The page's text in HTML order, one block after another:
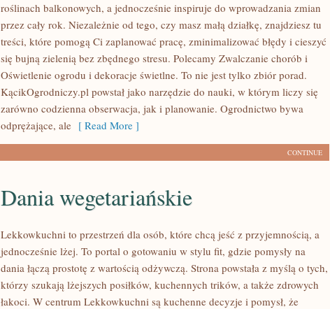
roślinach balkonowych, a jednocześnie inspiruje do wprowadzania zmian
przez cały rok. Niezależnie od tego, czy masz małą działkę, znajdziesz tu
treści, które pomogą Ci zaplanować pracę, zminimalizować błędy i cieszyć
się bujną zielenią bez zbędnego stresu. Polecamy Zwalczanie chorób i
Oświetlenie ogrodu i dekoracje świetlne. To nie jest tylko zbiór porad.
KącikOgrodniczy.pl powstał jako narzędzie do nauki, w którym liczy się
zarówno codzienna obserwacja, jak i planowanie. Ogrodnictwo bywa
odprężające, ale [ Read More ]
CONTINUE
Dania wegetariańskie
Lekkowkuchni to przestrzeń dla osób, które chcą jeść z przyjemnością, a
jednocześnie lżej. To portal o gotowaniu w stylu fit, gdzie pomysły na
dania łączą prostotę z wartością odżywczą. Strona powstała z myślą o tych,
którzy szukają lżejszych posiłków, kuchennych trików, a także zdrowych
łakoci. W centrum Lekkowkuchni są kuchenne decyzje i pomysł, że